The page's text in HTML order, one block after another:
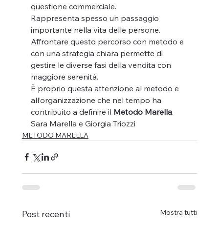
questione commerciale.
Rappresenta spesso un passaggio
importante nella vita delle persone.
Affrontare questo percorso con metodo e
con una strategia chiara permette di
gestire le diverse fasi della vendita con
maggiore serenità.
È proprio questa attenzione al metodo e
all’organizzazione che nel tempo ha
contribuito a definire il Metodo Marella.
Sara Marella e Giorgia Triozzi
METODO MARELLA
Post recenti Mostra tutti